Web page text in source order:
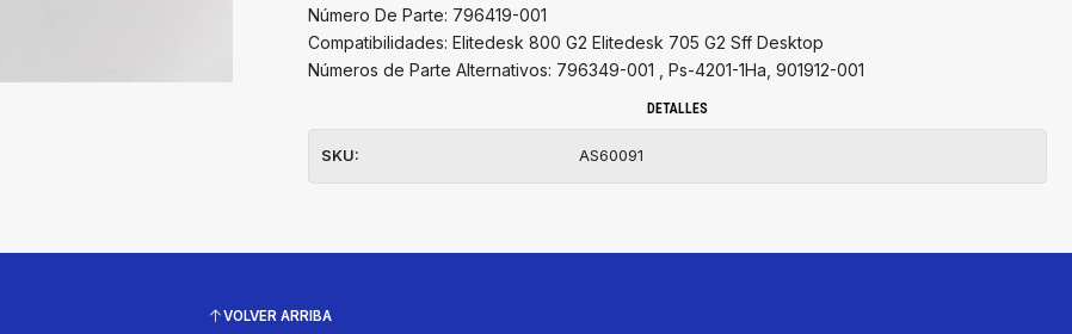
Número De Parte: 796419-001
Compatibilidades: Elitedesk 800 G2 Elitedesk 705 G2 Sff Desktop
Números de Parte Alternativos: 796349-001 , Ps-4201-1Ha, 901912-001
DETALLES
SKU: AS60091
VOLVER ARRIBA